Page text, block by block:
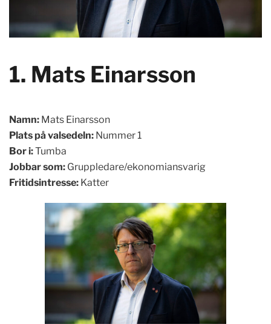
1. Mats Einarsson
Namn: Mats Einarsson
Plats på valsedeln: Nummer 1
Bor i:Tumba
Jobbar som: Gruppledare/ekonomiansvarig
Fritidsintresse: Katter